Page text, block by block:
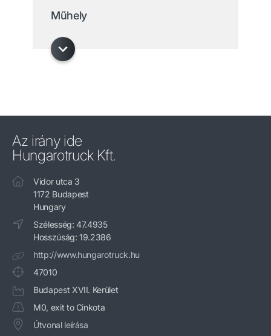
Műhely
Az irány ide
Hungarotruck Kft.
Vidor utca 3
1172 Budapest
Hungary
Szélesség: 47.4935
Hosszúság: 19.2386
http://www.hungarotruck.hu
47010
Budapest XVII. Kerület
M0, exit to Cinkota
Útvonal leírása